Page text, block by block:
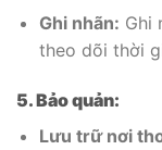
Ghi nhãn: Ghi
theo dõi thời
5. Bảo quản:
Lưu trữ nơi